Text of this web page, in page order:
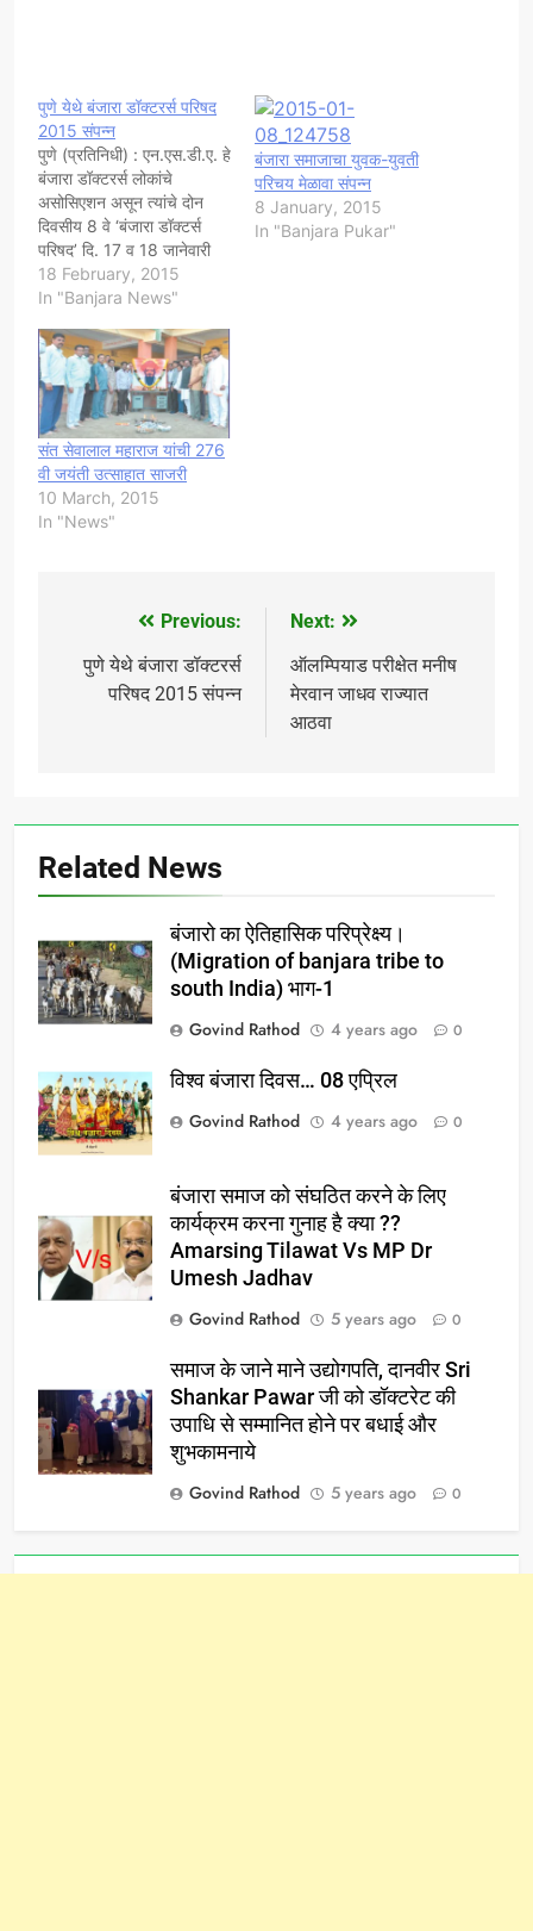
पुणे येथे बंजारा डॉक्टरर्स परिषद
2015 संपन्न
पुणे (प्रतिनिधी) : एन.एस.डी.ए. हे
बंजारा डॉक्टरर्स लोकांचे
असोसिएशन असून त्यांचे दोन
दिवसीय 8 वे ‘बंजारा डॉक्टर्स
परिषद’ दि. 17 व 18 जानेवारी
2015 रोजी हॉटेल व्ही.पी.टी.एस.
पुणे येथे मोठय़ा शानदार पद्धतीने
परिषदेचे उद्घाटन महाराष्ट्र
आरोग्य विद्यापीठाचे उप कुलगुरु
डॉ. अरुण जामकर सर यांनी केले.
…
18 February, 2015
In "Banjara News"
बंजारा समाजाचा युवक-युवती
परिचय मेळावा संपन्न
8 January, 2015
In "Banjara Pukar"
संत सेवालाल महाराज यांची 276
वी जयंती उत्साहात साजरी
10 March, 2015
In "News"
navigation
Previous:
पुणे येथे बंजारा डॉक्टरर्स
परिषद 2015 संपन्न
Next:
ऑलम्पियाड परीक्षेत मनीष
मेरवान जाधव राज्यात
आठवा
Related News
बंजारो का ऐतिहासिक परिप्रेक्ष्य।
(Migration of banjara tribe to
south India) भाग-1
Govind Rathod
4 years ago 0
विश्व बंजारा दिवस… 08 एप्रिल
Govind Rathod
4 years ago 0
बंजारा समाज को संघठित करने के लिए
कार्यक्रम करना गुनाह है क्या ??
Amarsing Tilawat Vs MP Dr
Umesh Jadhav
Govind Rathod
5 years ago 0
समाज के जाने माने उद्योगपति, दानवीर Sri
Shankar Pawar जी को डॉक्टरेट की
उपाधि से सम्मानित होने पर बधाई और
शुभकामनाये
Govind Rathod
5 years ago 0